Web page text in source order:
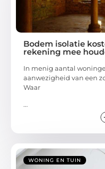
Bodem isolatie
rekening mee
In menig aantal
aanwezigheid van een
Waar
...
WONING EN TUIN